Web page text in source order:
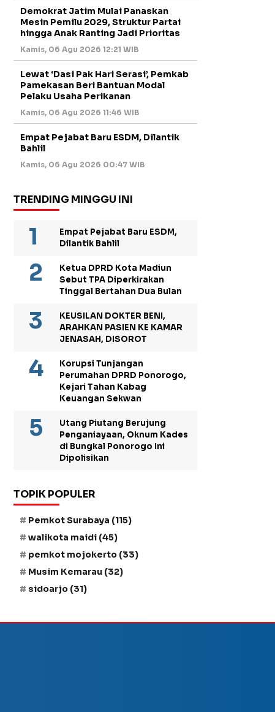
Demokrat Jatim Mulai Panaskan
Mesin Pemilu 2029, Struktur Partai
hingga Anak Ranting Jadi Prioritas
Kamis, 06 Agu 2026 12:21 WIB
Lewat ‘Dasi Pak Hari Serasi’, Pemkab
Pamekasan Beri Bantuan Modal
Pelaku Usaha Perikanan
Kamis, 06 Agu 2026 11:46 WIB
Empat Pejabat Baru ESDM, Dilantik
Bahlil
Kamis, 06 Agu 2026 00:47 WIB
TRENDING MINGGU INI
Empat Pejabat Baru ESDM,
Dilantik Bahlil
Ketua DPRD Kota Madiun
Sebut TPA Diperkirakan
Tinggal Bertahan Dua Bulan
KEUSILAN DOKTER BENI,
ARAHKAN PASIEN KE KAMAR
JENASAH, DISOROT
Korupsi Tunjangan
Perumahan DPRD Ponorogo,
Kejari Tahan Kabag
Keuangan Sekwan
Utang Piutang Berujung
Penganiayaan, Oknum Kades
di Bungkal Ponorogo Ini
Dipolisikan
TOPIK POPULER
Pemkot Surabaya (115)
walikota maidi (45)
pemkot mojokerto (33)
Musim Kemarau (32)
sidoarjo (31)